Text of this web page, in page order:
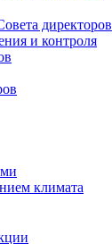
директоров
и контроля
климата